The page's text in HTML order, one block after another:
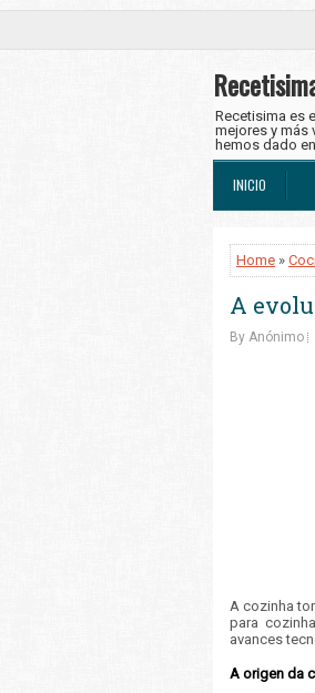
Recetisima es
mejores y más
hemos dado
INICIO
Home »
A
By Anónimo
A cozinha
para
avances
A origen da